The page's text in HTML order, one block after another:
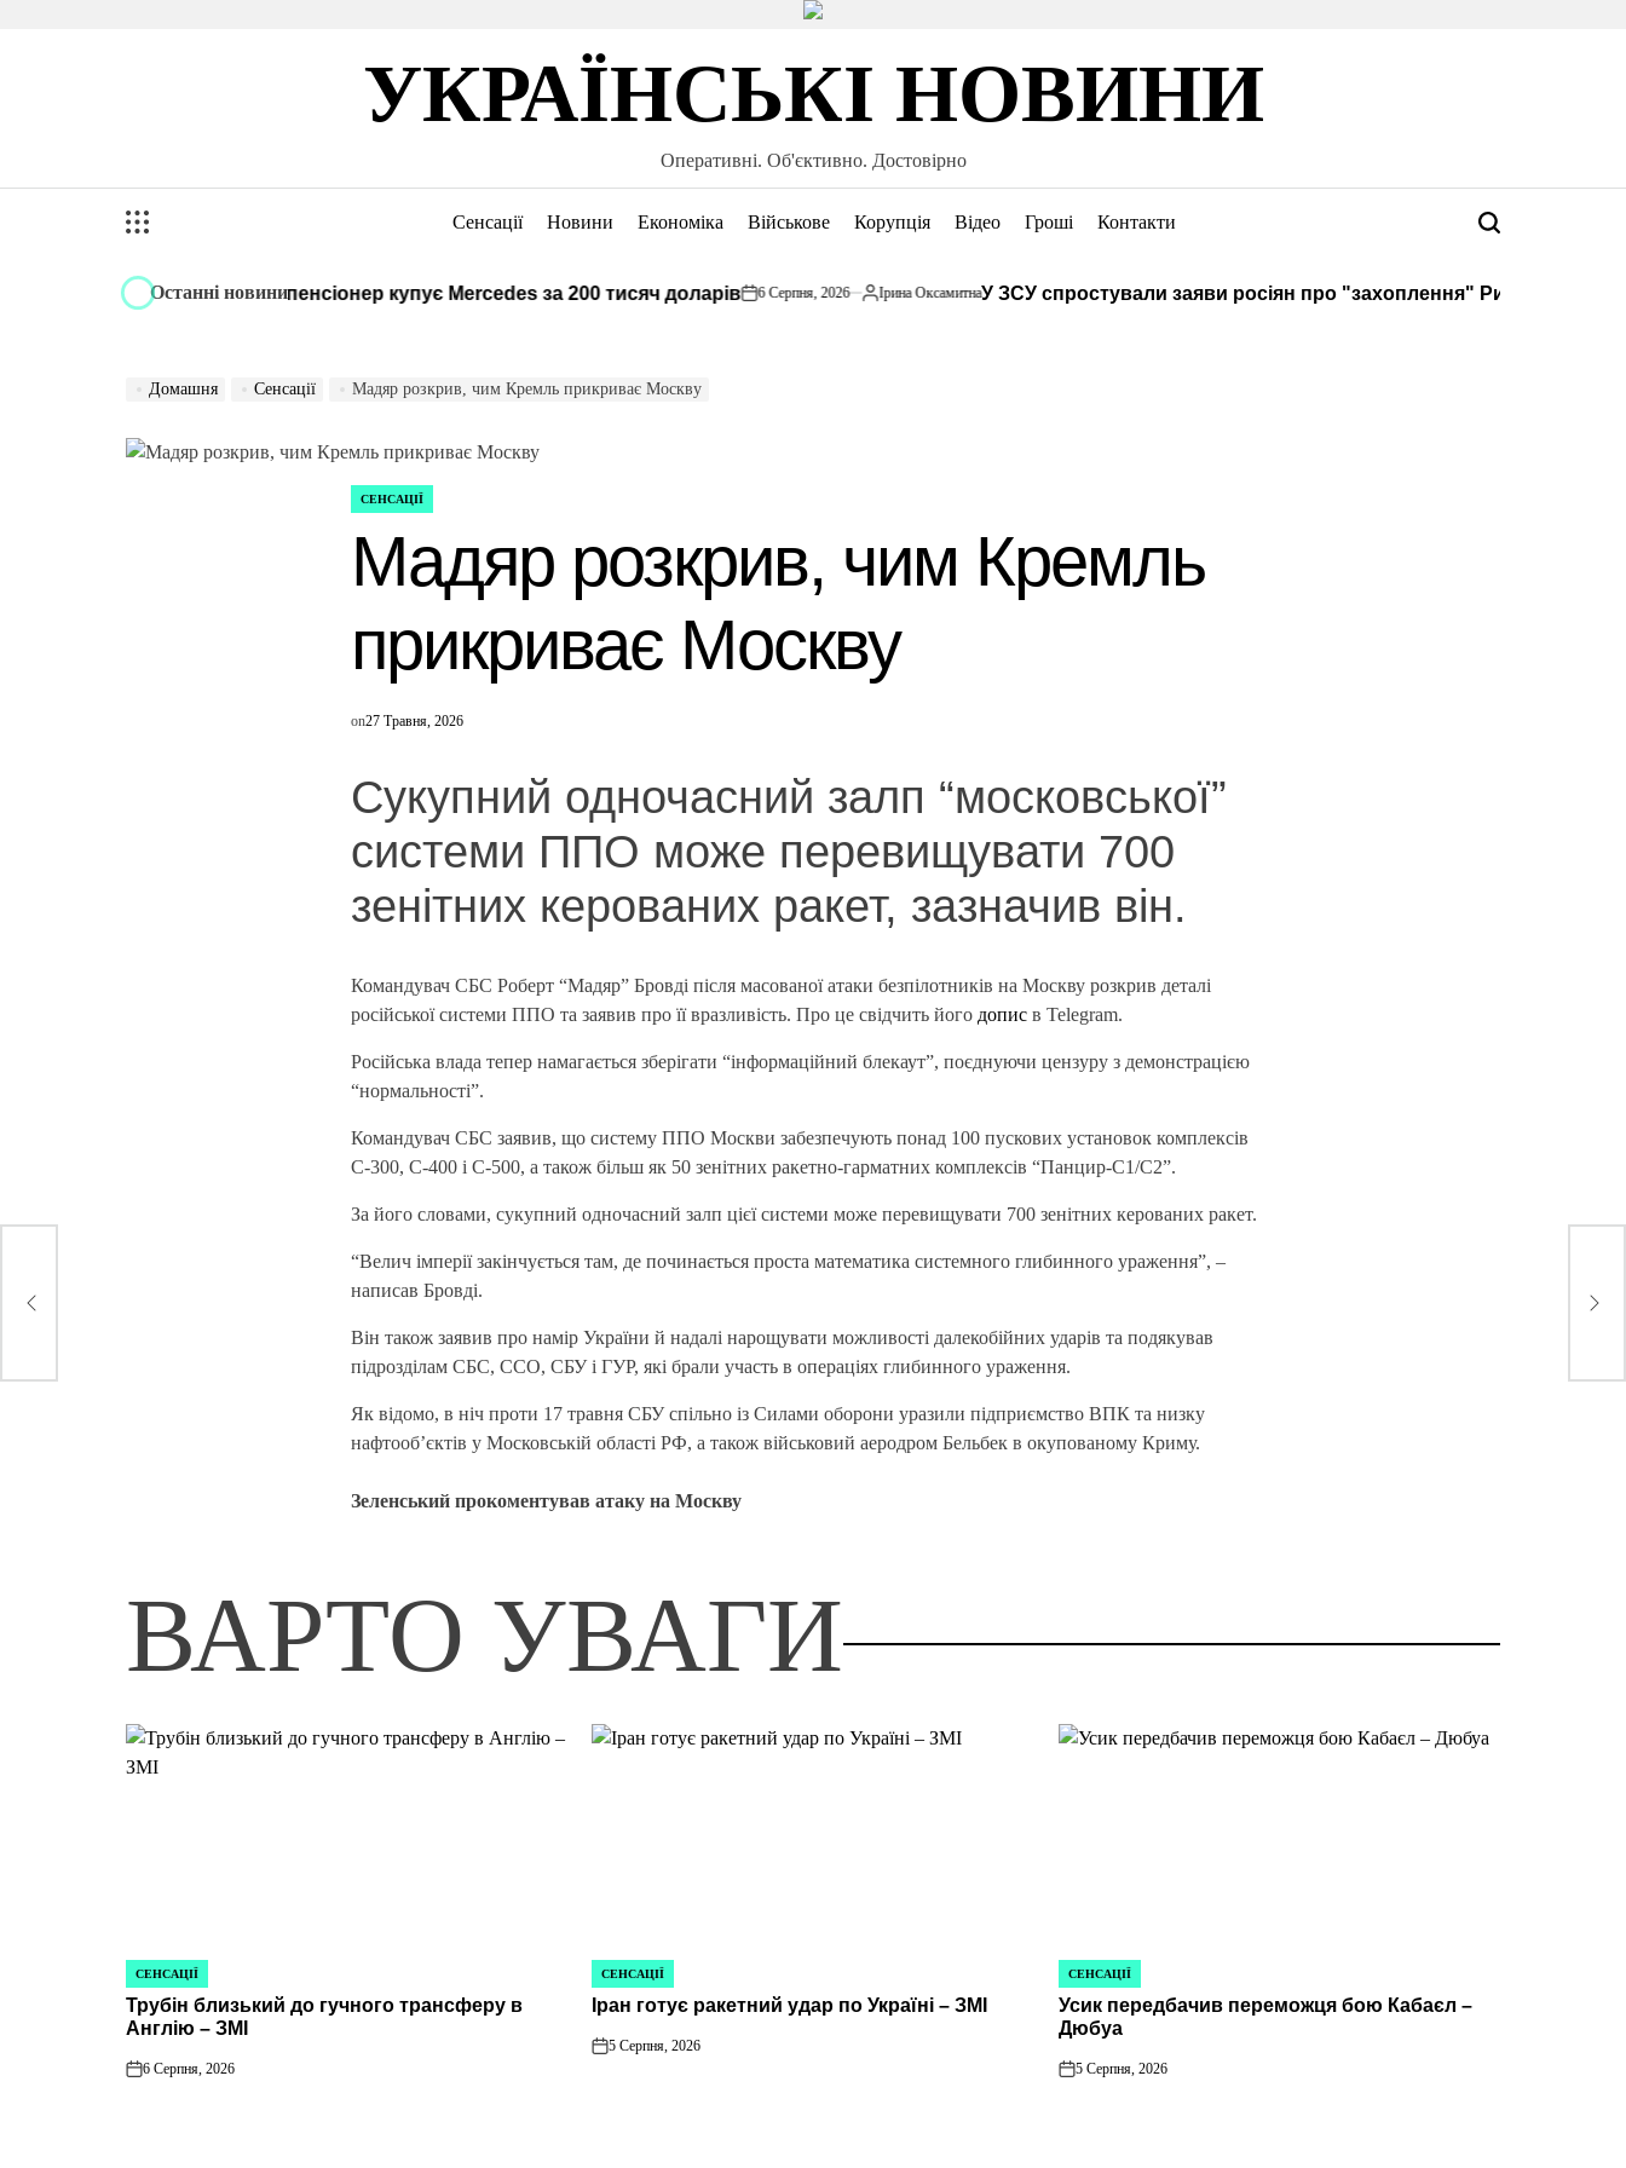
УКРАЇНСЬКІ НОВИНИ
Оперативні. Об'єктивно. Достовірно
Сенсації Новини Економіка Військове Корупція Відео Гроші Контакти Пошук
Останні новини
слідства, поки батько-пенсіонер купує Mercedes за 200 тисяч доларівon
6 Серпня, 2026
Опубліковано
Ірина ОксамитнаУ ЗСУ спростували заяви росіян про "захоплення" Рижівки на
Домашня Сенсації Мадяр розкрив, чим Кремль прикриває Москву
ОПУБЛІКУВАТИ
СЕНСАЦІЇ
Мадяр розкрив, чим Кремль
прикриває Москву
on27 Травня, 2026
Сукупний одночасний залп “московської”
системи ППО може перевищувати 700
зенітних керованих ракет, зазначив він.
Командувач СБС Роберт “Мадяр” Бровді після масованої атаки безпілотників на Москву розкрив деталі
російської системи ППО та заявив про її вразливість. Про це свідчить його допис в Telegram.
Російська влада тепер намагається зберігати “інформаційний блекаут”, поєднуючи цензуру з демонстрацією
“нормальності”.
Командувач СБС заявив, що систему ППО Москви забезпечують понад 100 пускових установок комплексів
С-300, С-400 і С-500, а також більш як 50 зенітних ракетно-гарматних комплексів “Панцир-С1/С2”.
За його словами, сукупний одночасний залп цієї системи може перевищувати 700 зенітних керованих ракет.
“Велич імперії закінчується там, де починається проста математика системного глибинного ураження”, –
написав Бровді.
Він також заявив про намір України й надалі нарощувати можливості далекобійних ударів та подякував
підрозділам СБС, ССО, СБУ і ГУР, які брали участь в операціях глибинного ураження.
Як відомо, в ніч проти 17 травня СБУ спільно із Силами оборони уразили підприємство ВПК та низку
нафтооб’єктів у Московській області РФ, а також військовий аеродром Бельбек в окупованому Криму.
Зеленський прокоментував атаку на Москву
ВАРТО УВАГИ
ОПУБЛІКУВАТИ
У
СЕНСАЦІЇ
Трубін близький до гучного трансферу в
Англію – ЗМІ
on
6 Серпня, 2026
ОПУБЛІКУВАТИ
У
СЕНСАЦІЇ
Іран готує ракетний удар по Україні – ЗМІ
on
5 Серпня, 2026
ОПУБЛІКУВАТИ
У
СЕНСАЦІЇ
Усик передбачив переможця бою Кабаєл –
Дюбуа
on
5 Серпня, 2026